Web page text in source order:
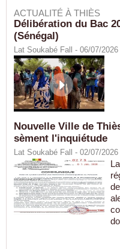
ACTUALITÉ À THIÈS
Délibération du Bac
(Sénégal)
Lat Soukabé Fall - 06/07/2026
Nouvelle Ville de
sèment l'inquiétude
Lat Soukabé Fall - 02/07/2026